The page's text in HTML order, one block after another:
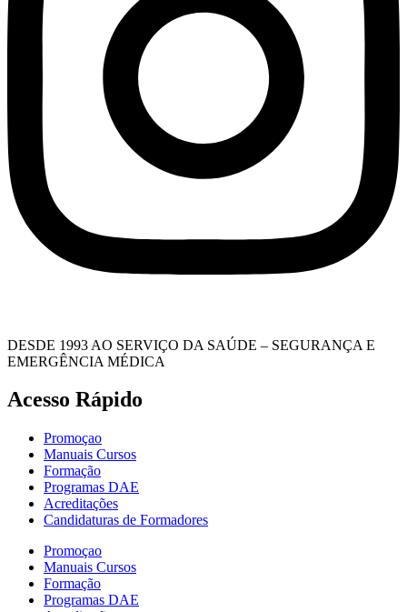
DESDE 1993 AO SERVIÇO DA SAÚDE – SEGURANÇA E
EMERGÊNCIA MÉDICA
Acesso Rápido
Promoçao
Manuais Cursos
Formação
Programas DAE
Acreditações
Candidaturas de Formadores
Promoçao
Manuais Cursos
Formação
Programas DAE